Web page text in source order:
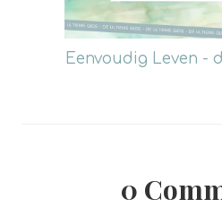
Eenvoudig Leven -
0